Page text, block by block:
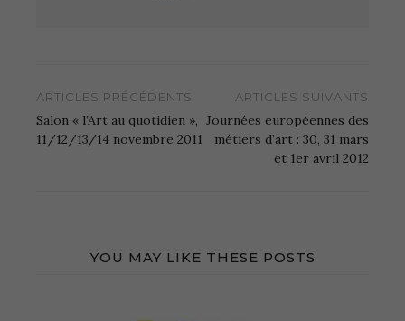
Navigation
de
l’article
ARTICLES PRÉCÉDENTS
Salon « l’Art au quotidien »,
11/12/13/14 novembre 2011
ARTICLES SUIVANTS
Journées européennes des
métiers d’art : 30, 31 mars
et 1er avril 2012
YOU MAY LIKE THESE POSTS